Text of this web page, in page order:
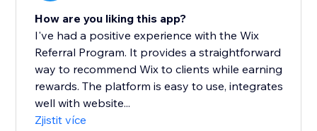
How are you liking this app?
I've had a positive experience with the Wix
Referral Program. It provides a straightforward
way to recommend Wix to clients while earning
rewards. The platform is easy to use, integrates
well with website...
Zjistit více